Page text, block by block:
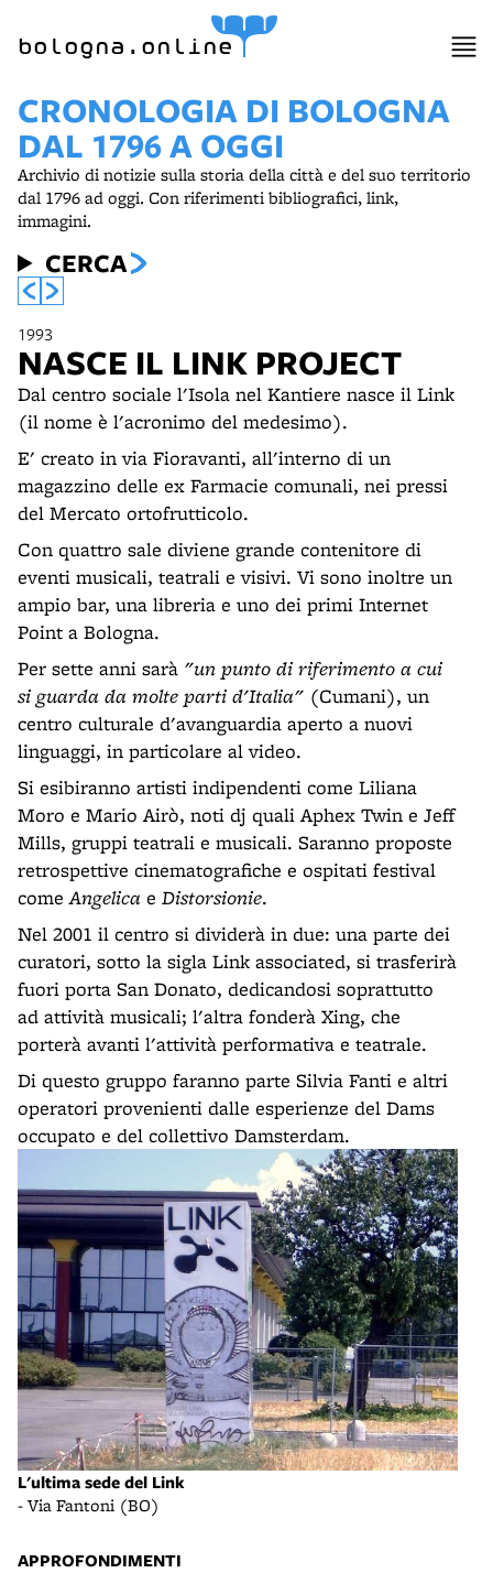
bologna.online
CRONOLOGIA DI BOLOGNA
DAL 1796 A OGGI
Archivio di notizie sulla storia della città e del suo territorio
dal 1796 ad oggi. Con riferimenti bibliografici, link,
immagini.
CERCA
1993
NASCE IL LINK PROJECT
Dal centro sociale l'Isola nel Kantiere nasce il Link
(il nome è l'acronimo del medesimo).
E' creato in via Fioravanti, all'interno di un
magazzino delle ex Farmacie comunali, nei pressi
del Mercato ortofrutticolo.
Con quattro sale diviene grande contenitore di
eventi musicali, teatrali e visivi. Vi sono inoltre un
ampio bar, una libreria e uno dei primi Internet
Point a Bologna.
Per sette anni sarà "un punto di riferimento a cui
si guarda da molte parti d'Italia" (Cumani), un
centro culturale d'avanguardia aperto a nuovi
linguaggi, in particolare al video.
Si esibiranno artisti indipendenti come Liliana
Moro e Mario Airò, noti dj quali Aphex Twin e Jeff
Mills, gruppi teatrali e musicali. Saranno proposte
retrospettive cinematografiche e ospitati festival
comeAngelica e Distorsionie.
Nel 2001 il centro si dividerà in due: una parte dei
curatori, sotto la sigla Link associated, si trasferirà
fuori porta San Donato, dedicandosi soprattutto
ad attività musicali; l'altra fonderà Xing, che
porterà avanti l'attività performativa e teatrale.
Di questo gruppo faranno parte Silvia Fanti e altri
operatori provenienti dalle esperienze del Dams
occupato e del collettivo Damsterdam.
L'ultima sede del Link
- Via Fantoni (BO)
APPROFONDIMENTI